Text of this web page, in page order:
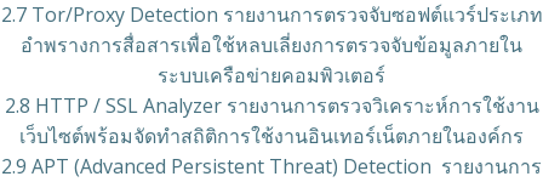
2.7 Tor/Proxy Detection รายงานการตรวจจับซอฟต์แวร์ประเภท
อำพรางการสื่อสารเพื่อใช้หลบเลี่ยงการตรวจจับข้อมูลภายใน
ระบบเครือข่ายคอมพิวเตอร์
2.8 HTTP / SSL Analyzer รายงานการตรวจวิเคราะห์การใช้งาน
เว็บไซต์พร้อมจัดทำสถิติการใช้งานอินเทอร์เน็ตภายในองค์กร
2.9 APT (Advanced Persistent Threat) Detection รายงานการ